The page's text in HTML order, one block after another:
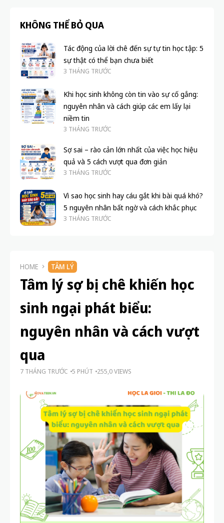
KHÔNG THỂ BỎ QUA
Tác động của lời chê đến sự tự tin học tập: 5
sự thật có thể bạn chưa biết
3 THÁNG TRƯỚC
Khi học sinh không còn tin vào sự cố gắng:
nguyên nhân và cách giúp các em lấy lại
niềm tin
3 THÁNG TRƯỚC
Sợ sai – rào cản lớn nhất của việc học hiệu
quả và 5 cách vượt qua đơn giản
3 THÁNG TRƯỚC
Vì sao học sinh hay cáu gắt khi bài quá khó?
5 nguyên nhân bất ngờ và cách khắc phục
3 THÁNG TRƯỚC
HOME TÂM LÝ
Tâm lý sợ bị chê khiến học
sinh ngại phát biểu:
nguyên nhân và cách vượt
qua
7 THÁNG TRƯỚC 5 PHÚT 255,0 VIEWS